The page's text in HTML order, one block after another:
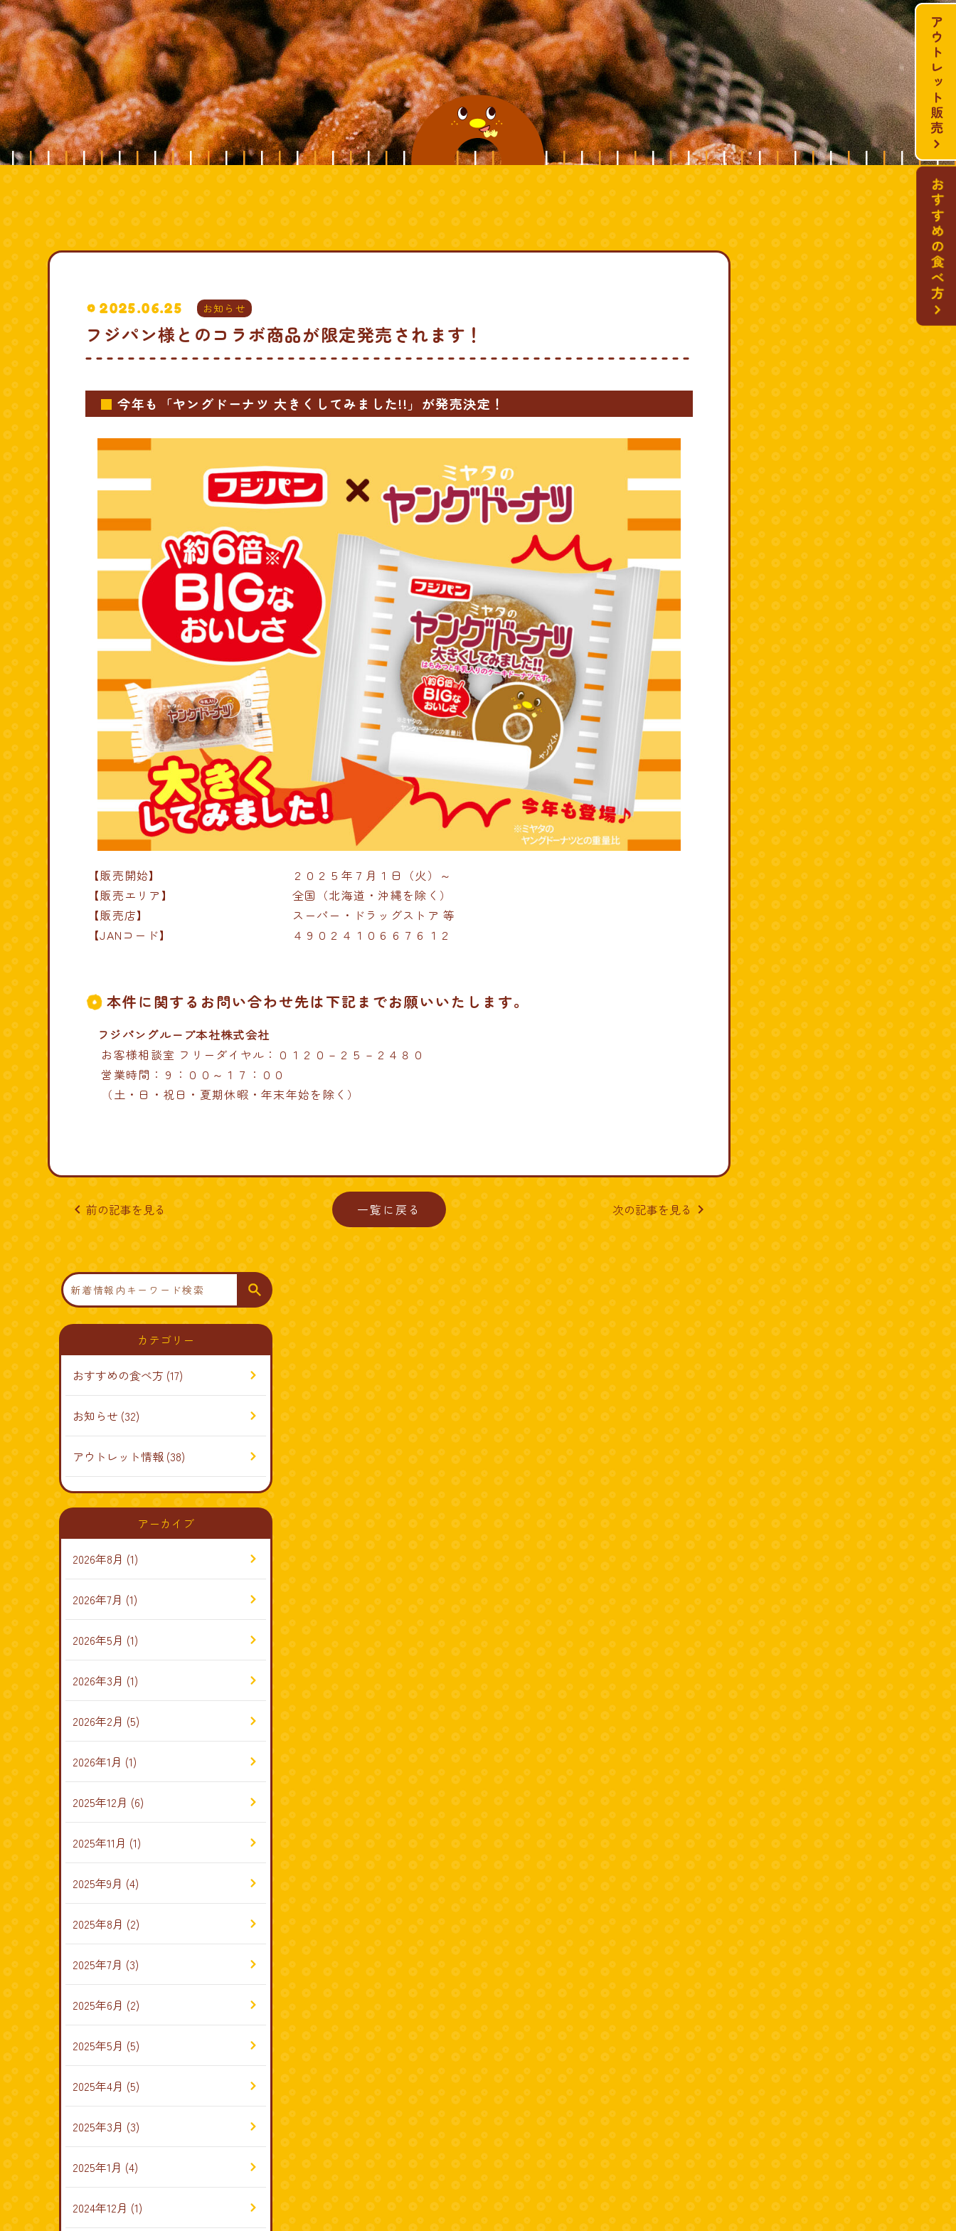
2025.06.25 お知らせ
フジパン様とのコラボ商品が限定発売されます！
今年も「ヤングドーナツ 大きくしてみました!!」が発売決定！
【販売開始】
【販売エリア】
【販売店】
【JANコード】
２０２５年７月１日（火）～
全国（北海道・沖縄を除く）
スーパー・ドラッグストア 等
４９０２４１０６６７６１２
本件に関するお問い合わせ先は下記までお願いいたします。
フジパングループ本社株式会社
お客様相談室 フリーダイヤル：０１２０－２５－２４８０
営業時間：９：００～１７：００
（土・日・祝日・夏期休暇・年末年始を除く）
navigate_before前の記事を見る 一覧に戻る 次の記事を見るnavigate_next
検
索
カテゴリー
おすすめの食べ方 (17)
お知らせ (32)
アウトレット情報 (38)
アーカイブ
2026年8月 (1)
2026年7月 (1)
2026年5月 (1)
2026年3月 (1)
2026年2月 (5)
2026年1月 (1)
2025年12月 (6)
2025年11月 (1)
2025年9月 (4)
2025年8月 (2)
2025年7月 (3)
2025年6月 (2)
2025年5月 (5)
2025年4月 (5)
2025年3月 (3)
2025年1月 (4)
2024年12月 (1)